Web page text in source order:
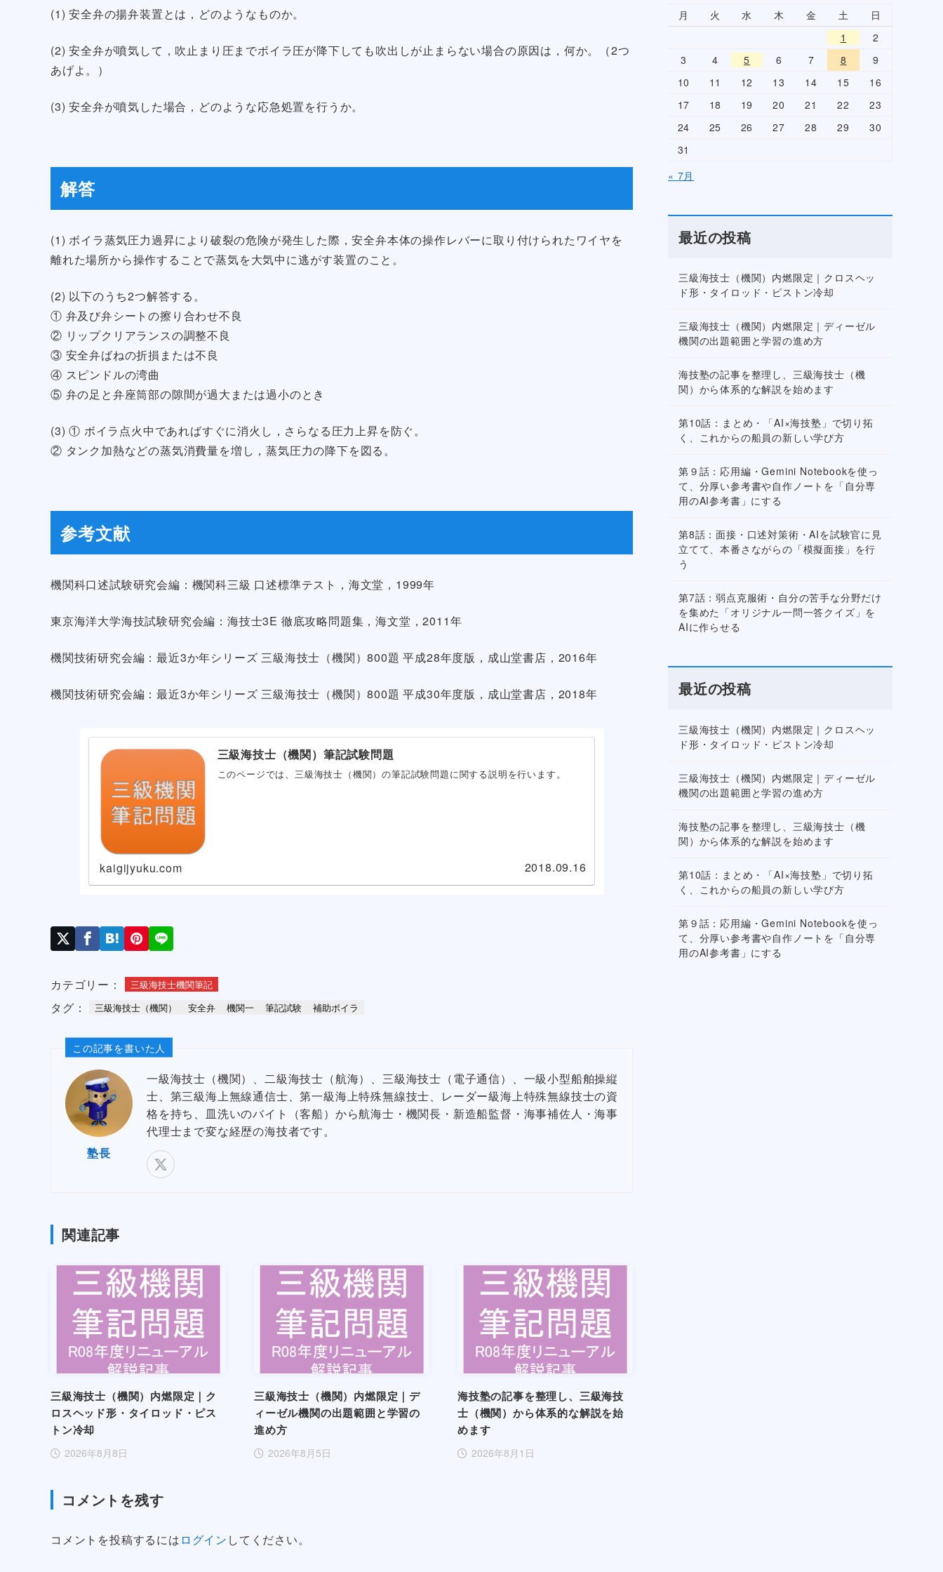
(1) 安全弁の揚弁装置とは，どのようなものか。
(2) 安全弁が噴気して，吹止まり圧までボイラ圧が降下しても吹出しが止まらない場合の原因は，何か。（2つ
あげよ。）
(3) 安全弁が噴気した場合，どのような応急処置を行うか。
解答
(1) ボイラ蒸気圧力過昇により破裂の危険が発生した際，安全弁本体の操作レバーに取り付けられたワイヤを
離れた場所から操作することで蒸気を大気中に逃がす装置のこと。
(2) 以下のうち2つ解答する。
① 弁及び弁シートの擦り合わせ不良
② リップクリアランスの調整不良
③ 安全弁ばねの折損または不良
④ スピンドルの湾曲
⑤ 弁の足と弁座筒部の隙間が過大または過小のとき
(3) ① ボイラ点火中であればすぐに消火し，さらなる圧力上昇を防ぐ。
② タンク加熱などの蒸気消費量を増し，蒸気圧力の降下を図る。
参考文献
機関科口述試験研究会編：機関科三級 口述標準テスト，海文堂，1999年
東京海洋大学海技試験研究会編：海技士3E 徹底攻略問題集，海文堂，2011年
機関技術研究会編：最近3か年シリーズ 三級海技士（機関）800題 平成28年度版，成山堂書店，2016年
機関技術研究会編：最近3か年シリーズ 三級海技士（機関）800題 平成30年度版，成山堂書店，2018年
三級海技士（機関）筆記試験問題
このページでは、三級海技士（機関）の筆記試験問題に関する説明を行います。
kaigijyuku.com 2018.09.16
カテゴリー： 三級海技士機関筆記
タグ： 三級海技士（機関） 安全弁 機関一 筆記試験 補助ボイラ
この記事を書いた人
塾長
一級海技士（機関）、二級海技士（航海）、三級海技士（電子通信）、一級小型船舶操縦
士、第三級海上無線通信士、第一級海上特殊無線技士、レーダー級海上特殊無線技士の資
格を持ち、皿洗いのバイト（客船）から航海士・機関長・新造船監督・海事補佐人・海事
代理士まで変な経歴の海技者です。
関連記事
三級海技士（機関）内燃限定｜ク
ロスヘッド形・タイロッド・ピス
トン冷却
2026年8月8日
三級海技士（機関）内燃限定｜デ
ィーゼル機関の出題範囲と学習の
進め方
2026年8月5日
海技塾の記事を整理し、三級海技
士（機関）から体系的な解説を始
めます
2026年8月1日
コメントを残す
コメントを投稿するには ログイン してください。
月
火 水 木 金 土
日
1
2
3
4 5 6 7 8
9
10
11 12 13 14 15
16
17
18 19 20 21 22
23
24
25 26 27 28 29
30
31
« 7月
最近の投稿
三級海技士（機関）内燃限定｜クロスヘッ
ド形・タイロッド・ピストン冷却
三級海技士（機関）内燃限定｜ディーゼル
機関の出題範囲と学習の進め方
海技塾の記事を整理し、三級海技士（機
関）から体系的な解説を始めます
第10話：まとめ・「AI×海技塾」で切り拓
く、これからの船員の新しい学び方
第９話：応用編・Gemini Notebookを使っ
て、分厚い参考書や自作ノートを「自分専
用のAI参考書」にする
第8話：面接・口述対策術・AIを試験官に見
立てて、本番さながらの「模擬面接」を行
う
第7話：弱点克服術・自分の苦手な分野だけ
を集めた「オリジナル一問一答クイズ」を
AIに作らせる
最近の投稿
三級海技士（機関）内燃限定｜クロスヘッ
ド形・タイロッド・ピストン冷却
三級海技士（機関）内燃限定｜ディーゼル
機関の出題範囲と学習の進め方
海技塾の記事を整理し、三級海技士（機
関）から体系的な解説を始めます
第10話：まとめ・「AI×海技塾」で切り拓
く、これからの船員の新しい学び方
第９話：応用編・Gemini Notebookを使っ
て、分厚い参考書や自作ノートを「自分専
用のAI参考書」にする